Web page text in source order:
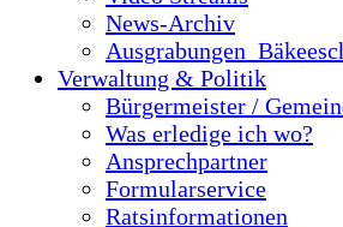
News-Archiv
Verwaltung & Politik
Bürgermeister /
Was erledige ich wo?
Ansprechpartner
Formularservice
Ratsinformationen